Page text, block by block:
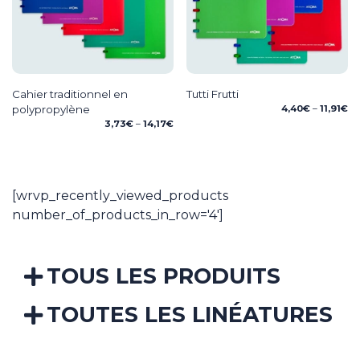
Cahier traditionnel en
polypropylène
3,73€ – 14,17€Price
Tutti Frutti
4,40€ – 11,91€
[wrvp_recently_viewed_products
number_of_products_in_row='4']
TOUS LES PRODUITS
TOUTES LES LINÉATURES